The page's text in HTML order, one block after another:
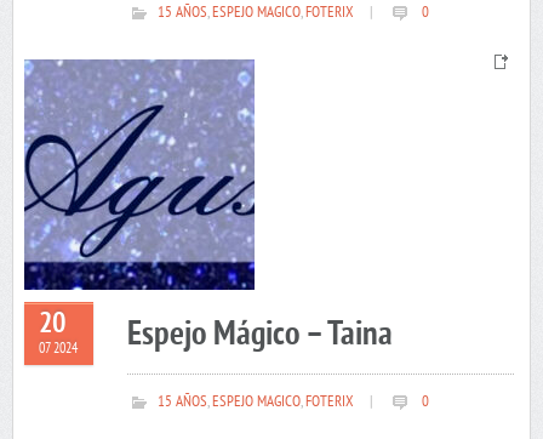
15 AÑOS,ESPEJO MAGICO,FOTERIX 0
20
07 2024 Espejo Mágico – Taina
15 AÑOS,ESPEJO MAGICO,FOTERIX 0